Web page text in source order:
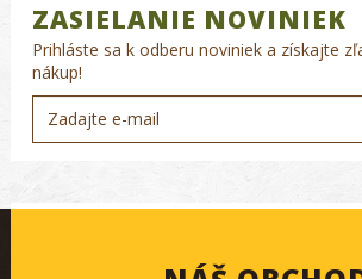
ZASIELANIE NOVINIEK
Prihláste sa k odberu noviniek a získajte
nákup!